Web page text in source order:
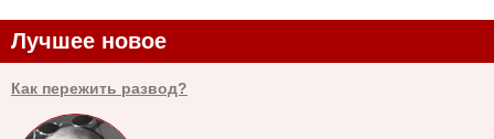
Лучшее новое
Как пережить развод?